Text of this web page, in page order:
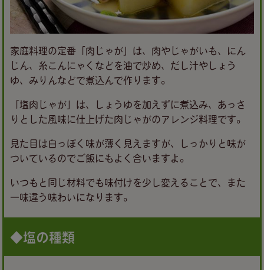
家庭料理の定番「肉じゃが」は、肉やじゃがいも、にん
じん、糸こんにゃくなどを油で炒め、だし汁やしょう
ゆ、みりんなどで煮込んで作ります。
「塩肉じゃが」は、しょうゆを加えずに煮込み、あっさ
りとした風味に仕上げた肉じゃがのアレンジ料理です。
見た目は白っぽく味が薄く見えますが、しっかりと味が
ついているのでご飯にもよく合いますよ。
いつもと同じ材料でも味付けを少し変えることで、また
一味違う味わいになります。
◆塩の種類